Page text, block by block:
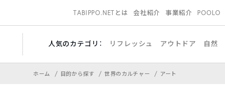
TABIPPO.NETとは 会社紹介 事業紹介 POOLO
人気のカテゴリ： リフレッシュ アウトドア 自然
ホーム 目的から探す 世界のカルチャー アート